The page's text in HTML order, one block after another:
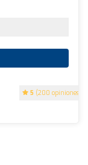
5 (200 opiniones)